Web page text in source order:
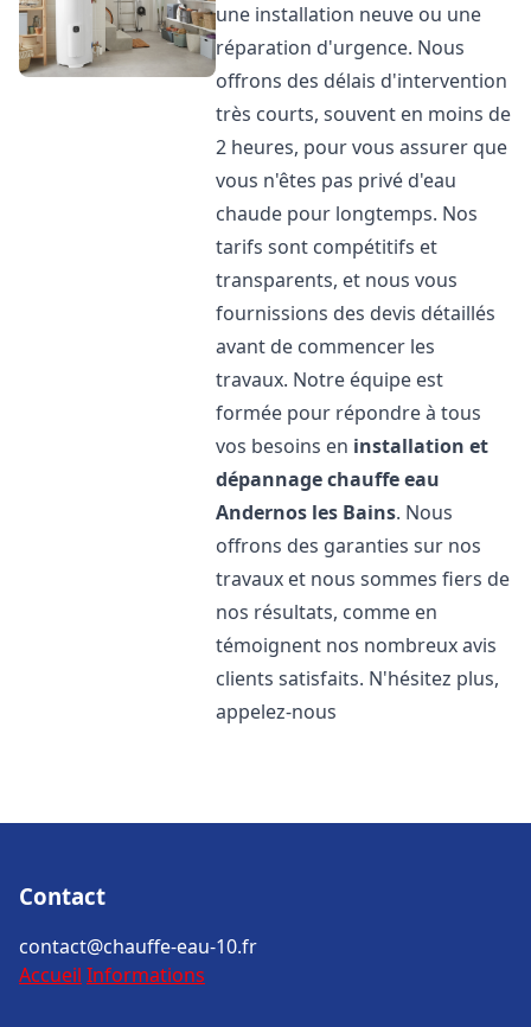
une installation neuve ou une
réparation d'urgence. Nous
offrons des délais d'intervention
très courts, souvent en moins de
2 heures, pour vous assurer que
vous n'êtes pas privé d'eau
chaude pour longtemps. Nos
tarifs sont compétitifs et
transparents, et nous vous
fournissions des devis détaillés
avant de commencer les
travaux. Notre équipe est
formée pour répondre à tous
vos besoins en installation et
dépannage chauffe eau
Andernos les Bains. Nous
offrons des garanties sur nos
travaux et nous sommes fiers de
nos résultats, comme en
témoignent nos nombreux avis
clients satisfaits. N'hésitez plus,
appelez-nous
Contact
contact@chauffe-eau-10.fr
Accueil Informations